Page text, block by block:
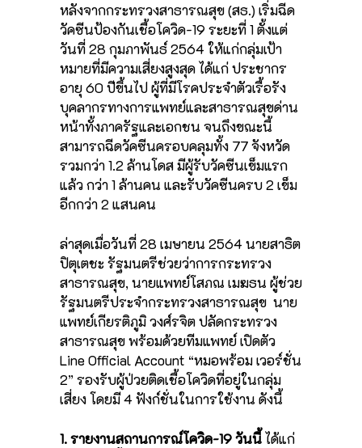
หลังจากกระทรวงสาธารณสุข (สธ.) เริ่มฉีด
วัคซีนป้องกันเชื้อโควิด-19 ระยะที่ 1 ตั้งแต่
วันที่ 28 กุมภาพันธ์ 2564 ให้แก่กลุ่มเป้า
หมายที่มีความเสี่ยงสูงสุด ได้แก่ ประชากร
อายุ 60 ปีขึ้นไป ผู้ที่มีโรคประจำตัวเรื้อรัง
บุคลากรทางการแพทย์และสาธารณสุขด่าน
หน้าทั้งภาครัฐและเอกชน จนถึงขณะนี้
สามารถฉีดวัคซีนครอบคลุมทั้ง 77 จังหวัด
รวมกว่า 1.2 ล้านโดส มีผู้รับวัคซีนเข็มแรก
แล้ว กว่า 1 ล้านคน และรับวัคซีนครบ 2 เข็ม
อีกกว่า 2 แสนคน
ล่าสุดเมื่อวันที่ 28 เมษายน 2564 นายสาธิต
ปิตุเตชะ รัฐมนตรีช่วยว่าการกระทรวง
สาธารณสุข, นายแพทย์โสภณ เมฆธน ผู้ช่วย
รัฐมนตรีประจำกระทรวงสาธารณสุข นาย
แพทย์เกียรติภูมิ วงศ์รจิต ปลัดกระทรวง
สาธารณสุข พร้อมด้วยทีมแพทย์ เปิดตัว
Line Official Account “หมอพร้อม เวอร์ชั่น
2” รองรับผู้ป่วยติดเชื้อโควิดที่อยู่ในกลุ่ม
เสี่ยง โดยมี 4 ฟังก์ชั่นในการใช้งาน ดังนี้
1. รายงานสถานการณ์โควิด-19 วันนี้ได้แก่